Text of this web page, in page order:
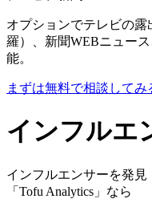
オプションでテレビの
羅）、新聞WEBニュー
能。
まずは無料で相談してみ
インフルエ
インフルエンサーを発
「Tofu Analytics」なら